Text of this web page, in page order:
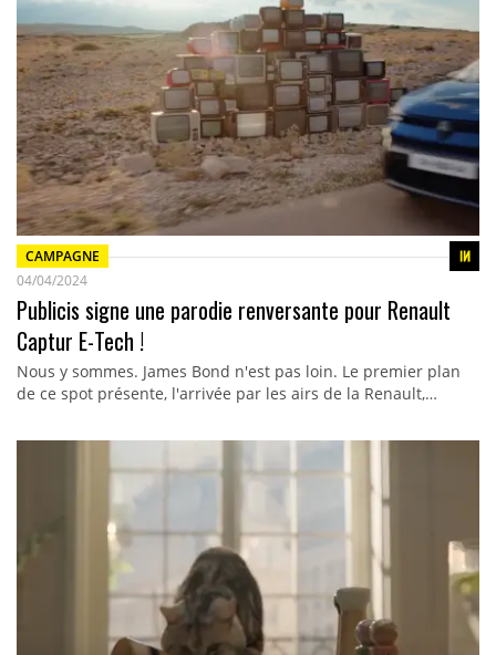
CAMPAGNE
04/04/2024
Publicis signe une parodie renversante pour Renault
Captur E-Tech !
Nous y sommes. James Bond n'est pas loin. Le premier plan
de ce spot présente, l'arrivée par les airs de la Renault,…